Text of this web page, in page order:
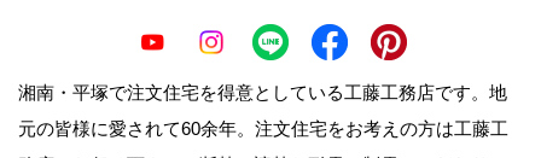
湘南・平塚で注文住宅を得意としている工藤工務店です。地
元の皆様に愛されて60余年。注文住宅をお考えの方は工藤工